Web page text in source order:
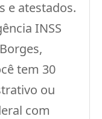
e atestados.
INSS
tem 30
ou
com